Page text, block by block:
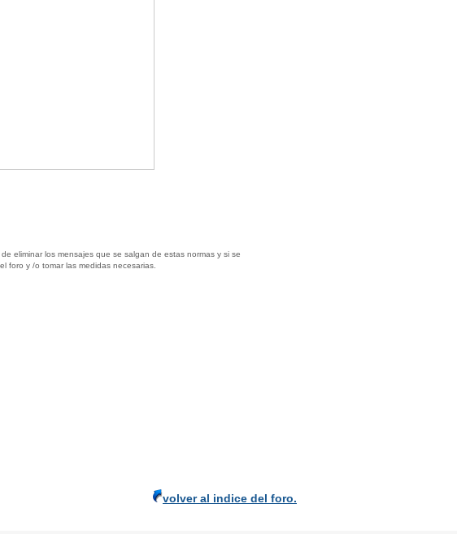
eliminar los mensajes que se salgan de estas normas y si se
foro y /o tomar las medidas necesarias.
volver al indice del foro.